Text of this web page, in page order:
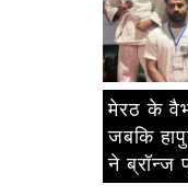
मेरठ के
जबकि
ने ब्रॉन्ज